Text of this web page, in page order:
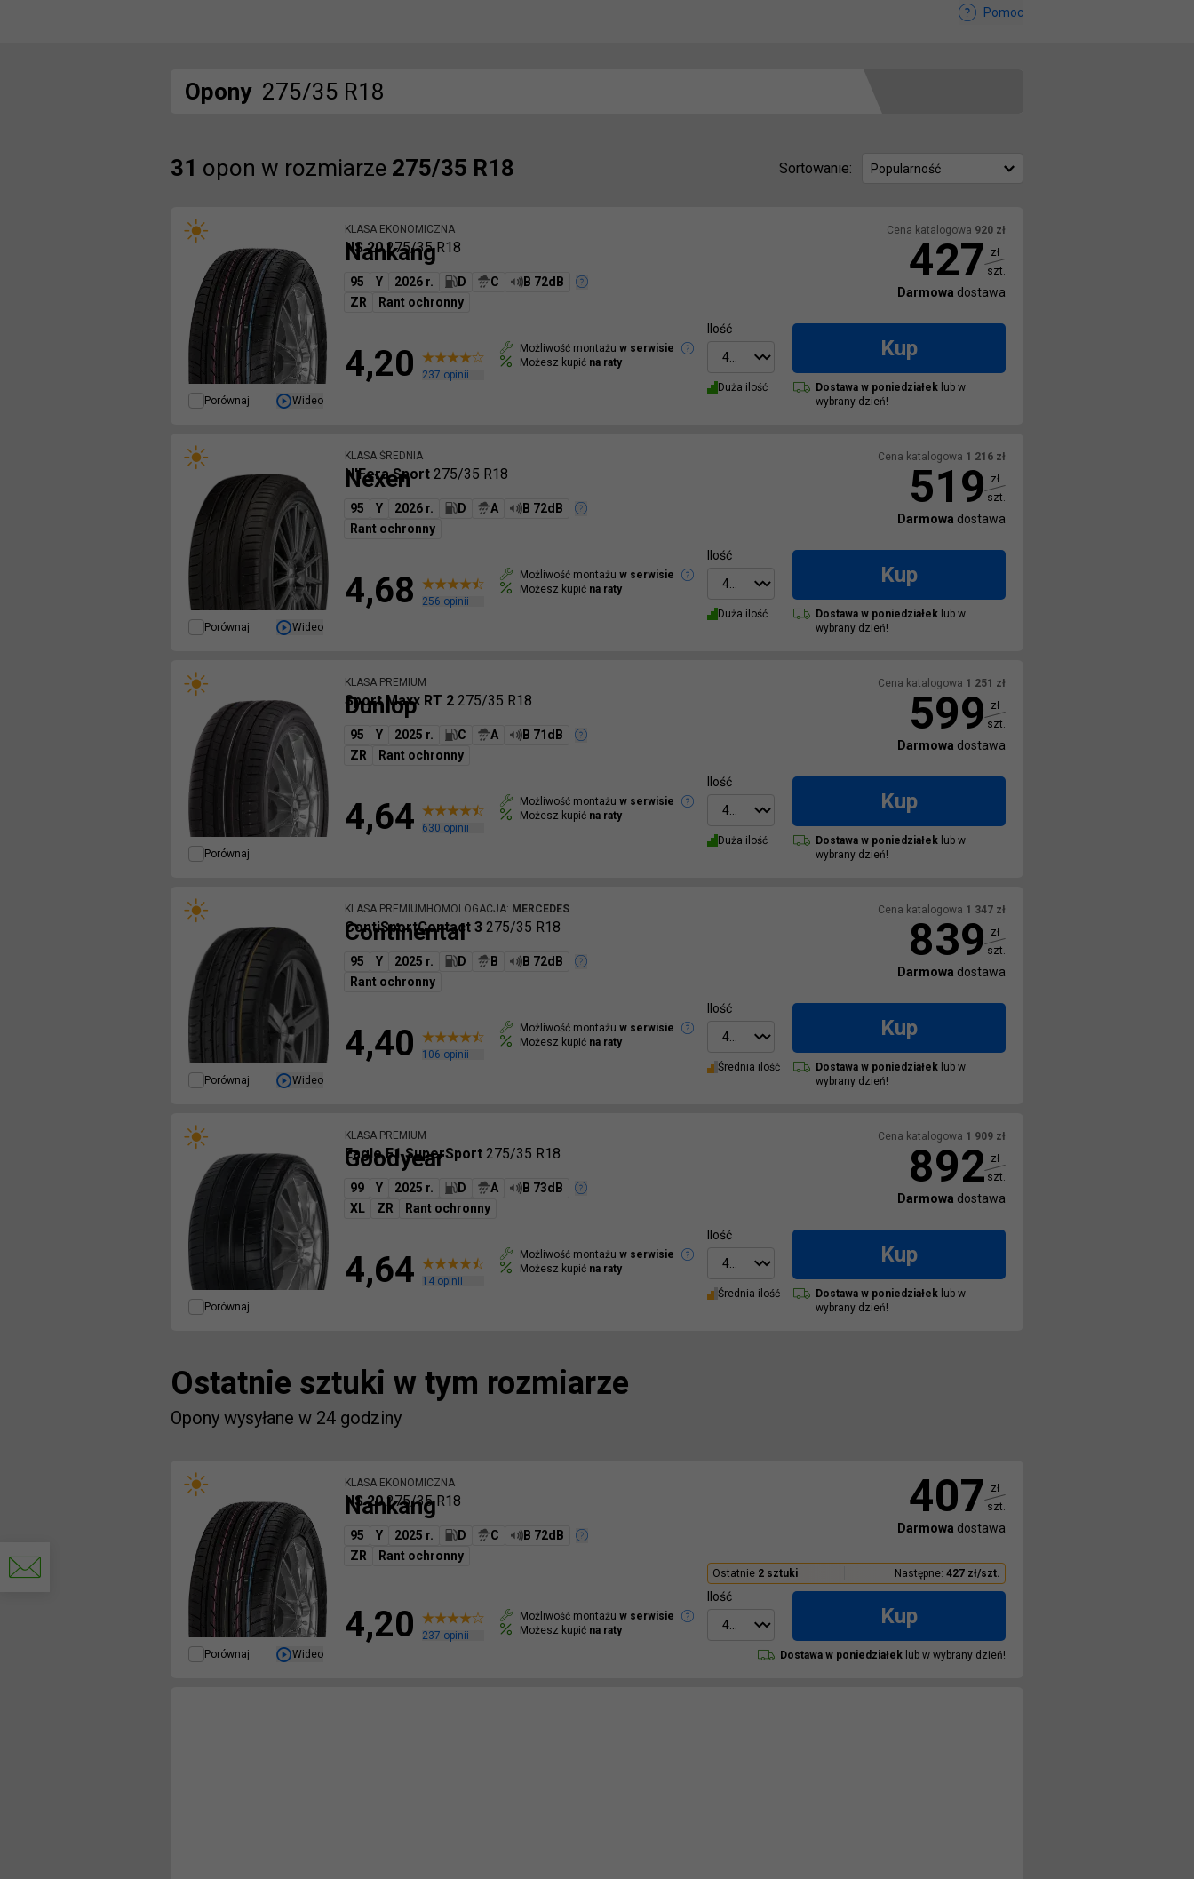
Pomoc
Opony 275/35 R18
Znaleźliśmy
31 opon w rozmiarze 275/35 R18 Sortowanie: Popularność
Porównaj Wideo
KLASA EKONOMICZNA
Nankang
NS 20 275/35 R18
95 Y 2026 r. D C
B 72dB
ZR
Rant ochronny
Cena katalogowa 920 zł
427 zł
szt.
Darmowa dostawa
4,20 237 opinii
Możliwość montażu w serwisie
Możesz kupić na raty
Ilość
Kup
Duża ilość Dostawa w poniedziałek lub w
wybrany dzień!
Porównaj Wideo
KLASA ŚREDNIA
Nexen
N'Fera Sport 275/35 R18
95 Y 2026 r. D A
B 72dB
Rant ochronny
Cena katalogowa 1 216 zł
519 zł
szt.
Darmowa dostawa
4,68 256 opinii
Możliwość montażu w serwisie
Możesz kupić na raty
Ilość
Kup
Duża ilość Dostawa w poniedziałek lub w
wybrany dzień!
Porównaj
KLASA PREMIUM
Dunlop
Sport Maxx RT 2 275/35 R18
95 Y 2025 r. C A
B 71dB
ZR
Rant ochronny
Cena katalogowa 1 251 zł
599 zł
szt.
Darmowa dostawa
4,64 630 opinii
Możliwość montażu w serwisie
Możesz kupić na raty
Ilość
Kup
Duża ilość Dostawa w poniedziałek lub w
wybrany dzień!
Porównaj Wideo
KLASA PREMIUM HOMOLOGACJA: MERCEDES
Continental
ContiSportContact 3 275/35 R18
95 Y 2025 r. D B
B 72dB
Rant ochronny
Cena katalogowa 1 347 zł
839 zł
szt.
Darmowa dostawa
4,40 106 opinii
Możliwość montażu w serwisie
Możesz kupić na raty
Ilość
Kup
Średnia ilość Dostawa w poniedziałek lub w
wybrany dzień!
Porównaj
KLASA PREMIUM
Goodyear
Eagle F1 SuperSport 275/35 R18
99 Y 2025 r. D A
B 73dB
XL
ZR Rant ochronny
Cena katalogowa 1 909 zł
892 zł
szt.
Darmowa dostawa
4,64 14 opinii
Możliwość montażu w serwisie
Możesz kupić na raty
Ilość
Kup
Średnia ilość Dostawa w poniedziałek lub w
wybrany dzień!
Ostatnie sztuki w tym rozmiarze
Opony wysyłane w 24 godziny
Porównaj Wideo
KLASA EKONOMICZNA
Nankang
NS 20 275/35 R18
95 Y 2025 r. D C
B 72dB
ZR
Rant ochronny
407 zł
szt.
Darmowa dostawa
4,20 237 opinii
Ostatnie 2 sztuki Następne: 427 zł/szt.
Możliwość montażu w serwisie
Możesz kupić na raty
Ilość
Kup
Dostawa w poniedziałek lub w wybrany dzień!